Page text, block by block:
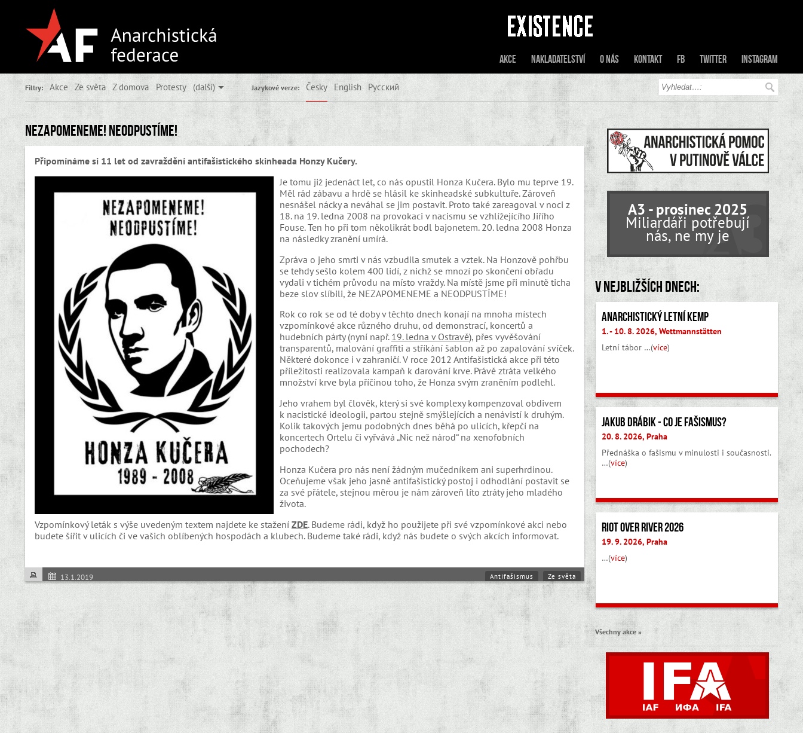
Akce Nakladatelství O nás Kontakt FB Twitter Instagram
Filtry: Akce Ze světa Z domova Protesty (další) Jazykové verze: Česky English Русский
Nezapomeneme! Neodpustíme!
Připomínáme si 11 let od zavraždění antifašistického skinheada Honzy Kučery.
Je tomu již jedenáct let, co nás opustil Honza Kučera. Bylo mu teprve 19.
Měl rád zábavu a hrdě se hlásil ke skinheadské subkultuře. Zároveň
nesnášel nácky a neváhal se jim postavit. Proto také zareagoval v noci z
18. na 19. ledna 2008 na provokaci v nacismu se vzhlížejícího Jiřího
Fouse. Ten ho při tom několikrát bodl bajonetem. 20. ledna 2008 Honza
na následky zranění umírá.
Zpráva o jeho smrti v nás vzbudila smutek a vztek. Na Honzově pohřbu
se tehdy sešlo kolem 400 lidí, z nichž se mnozí po skončení obřadu
vydali v tichém průvodu na místo vraždy. Na místě jsme při minutě ticha
beze slov slíbili, že NEZAPOMENEME a NEODPUSTÍME!
Rok co rok se od té doby v těchto dnech konají na mnoha místech
vzpomínkové akce různého druhu, od demonstrací, koncertů a
hudebních párty (nyní např. 19. ledna v Ostravě), přes vyvěšování
transparentů, malování graffiti a stříkání šablon až po zapalování svíček.
Některé dokonce i v zahraničí. V roce 2012 Antifašistická akce při této
příležitosti realizovala kampaň k darování krve. Právě ztráta velkého
množství krve byla příčinou toho, že Honza svým zraněním podlehl.
Jeho vrahem byl člověk, který si své komplexy kompenzoval obdivem
k nacistické ideologii, partou stejně smýšlejících a nenávistí k druhým.
Kolik takových jemu podobných dnes běhá po ulicích, křepčí na
koncertech Ortelu či vyřvává „Nic než národ“ na xenofobních
pochodech?
Honza Kučera pro nás není žádným mučedníkem ani superhrdinou.
Oceňujeme však jeho jasně antifašistický postoj i odhodlání postavit se
za své přátele, stejnou měrou je nám zároveň líto ztráty jeho mladého
života.
Vzpomínkový leták s výše uvedeným textem najdete ke stažení ZDE. Budeme rádi, když ho použijete při své vzpomínkové akci nebo
budete šířit v ulicích či ve vašich oblíbených hospodách a klubech. Budeme také rádi, když nás budete o svých akcích informovat.
13.1.2019 Antifašismus Ze světa
A3 - prosinec 2025
Miliardáři potřebují
nás, ne my je
V nejbližších dnech:
Anarchistický letní kemp
1. - 10. 8. 2026, Wettmannstätten
Letní tábor …(více)
Jakub Drábik - Co je fašismus?
20. 8. 2026, Praha
Přednáška o fašismu v minulosti i současnosti.
…(více)
Riot Over River 2026
19. 9. 2026, Praha
…(více)
Všechny akce »